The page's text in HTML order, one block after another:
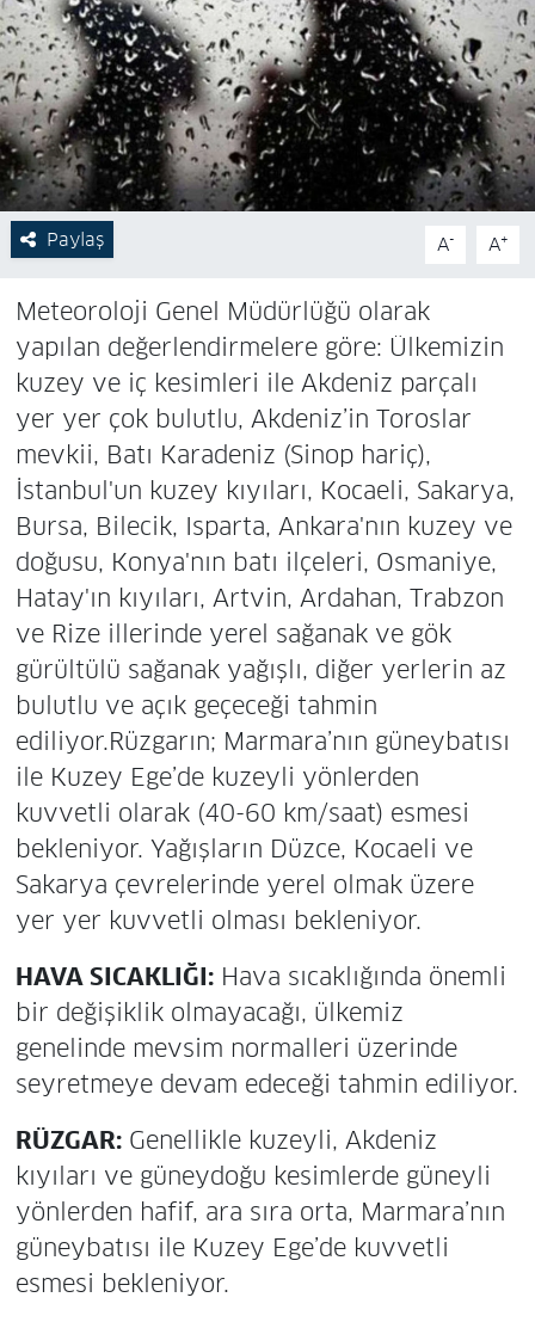
Paylaş A- A+
Meteoroloji Genel Müdürlüğü olarak
yapılan değerlendirmelere göre: Ülkemizin
kuzey ve iç kesimleri ile Akdeniz parçalı
yer yer çok bulutlu, Akdeniz’in Toroslar
mevkii, Batı Karadeniz (Sinop hariç),
İstanbul'un kuzey kıyıları, Kocaeli, Sakarya,
Bursa, Bilecik, Isparta, Ankara'nın kuzey ve
doğusu, Konya'nın batı ilçeleri, Osmaniye,
Hatay'ın kıyıları, Artvin, Ardahan, Trabzon
ve Rize illerinde yerel sağanak ve gök
gürültülü sağanak yağışlı, diğer yerlerin az
bulutlu ve açık geçeceği tahmin
ediliyor.Rüzgarın; Marmara’nın güneybatısı
ile Kuzey Ege’de kuzeyli yönlerden
kuvvetli olarak (40-60 km/saat) esmesi
bekleniyor. Yağışların Düzce, Kocaeli ve
Sakarya çevrelerinde yerel olmak üzere
yer yer kuvvetli olması bekleniyor.
HAVA SICAKLIĞI:Hava sıcaklığında önemli
bir değişiklik olmayacağı, ülkemiz
genelinde mevsim normalleri üzerinde
seyretmeye devam edeceği tahmin ediliyor.
RÜZGAR:Genellikle kuzeyli, Akdeniz
kıyıları ve güneydoğu kesimlerde güneyli
yönlerden hafif, ara sıra orta, Marmara’nın
güneybatısı ile Kuzey Ege’de kuvvetli
esmesi bekleniyor.